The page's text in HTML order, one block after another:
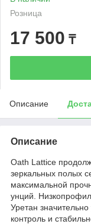
Розница
17 500 ₸
Описание
Описание
Oath Lattice
зеркальных полых
максимальной
унций.
Уретан
контроль и